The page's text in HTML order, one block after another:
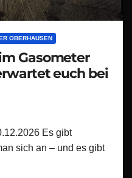
OBERHAUSEN
Gasometer
euch bei
Es gibt
sich an – und es gibt